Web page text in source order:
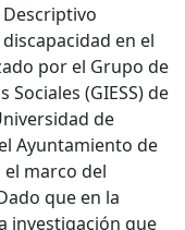
en el
por el Grupo de
(GIESS) de
de
Ayuntamiento de
el marco del
que en la
investigación que